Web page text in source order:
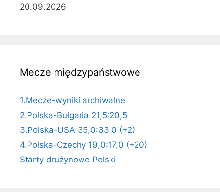
20.09.2026
Mecze międzypaństwowe
1.Mecze-wyniki archiwalne
2.Polska-Bułgaria 21,5:20,5
3.Polska-USA 35,0:33,0 (+2)
4.Polska-Czechy 19,0:17,0 (+20)
Starty drużynowe Polski